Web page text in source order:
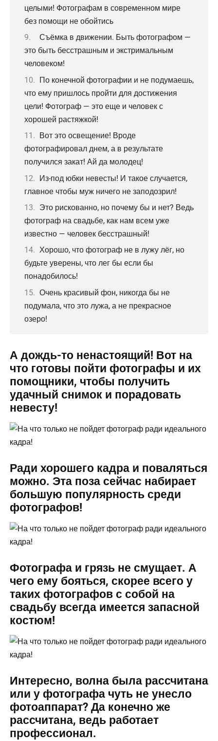
целыми! Фотографам в современном мире
без помощи не обойтись
Съёмка в движении. Быть фотографом —
это быть бесстрашным и экстримальным
человеком!
По конечной фотографии и не подумаешь,
что ему пришлось пройти для достижения
цели! Фотограф — это еще и человек с
хорошей растяжкой!
Вот это освещение! Вроде
фотографировал днем, а в результате
получился закат! Ай да молодец!
Из-под юбки невесты! И такое случается,
главное чтобы муж ничего не заподозрил!
Это рискованно, но почему бы и нет? Ведь
фотограф на свадьбе, как нам всем уже
известно — человек бесстрашный!
Хорошо, что фотограф не в лужу лёг, но
будьте уверены, что лег бы если бы
понадобилось!
Очень красивый фон, никогда бы не
подумала, что это лужа, а не прекрасное
озеро!
А дождь-то ненастоящий! Вот на
что готовы пойти фотографы и их
помощники, чтобы получить
удачный снимок и порадовать
невесту!
Ради хорошего кадра и поваляться
можно. Эта поза сейчас набирает
большую популярность среди
фотографов!
Фотографа и грязь не смущает. А
чего ему бояться, скорее всего у
таких фотографов с собой на
свадьбу всегда имеется запасной
костюм!
Интересно, волна была рассчитана
или у фотографа чуть не унесло
фотоаппарат? Да конечно же
рассчитана, ведь работает
профессионал.